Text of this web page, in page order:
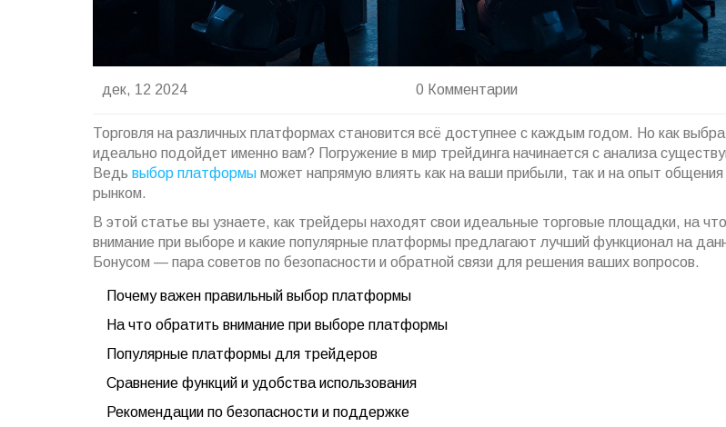
дек, 12 2024 0 Комментарии
Торговля на различных платформах становится всё доступнее с каждым годом. Но как
идеально подойдет именно вам? Погружение в мир трейдинга начинается с анализа
Ведь выбор платформы может напрямую влиять как на ваши прибыли, так и на опыт
рынком.
В этой статье вы узнаете, как трейдеры находят свои идеальные торговые площадки, на
внимание при выборе и какие популярные платформы предлагают лучший функционал на
Бонусом — пара советов по безопасности и обратной связи для решения ваших вопросов.
Почему важен правильный выбор платформы
На что обратить внимание при выборе платформы
Популярные платформы для трейдеров
Сравнение функций и удобства использования
Рекомендации по безопасности и поддержке